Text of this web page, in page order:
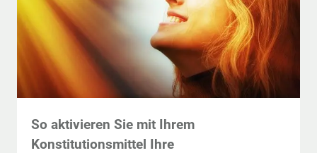
So aktivieren Sie mit Ihrem
Konstitutionsmittel Ihre